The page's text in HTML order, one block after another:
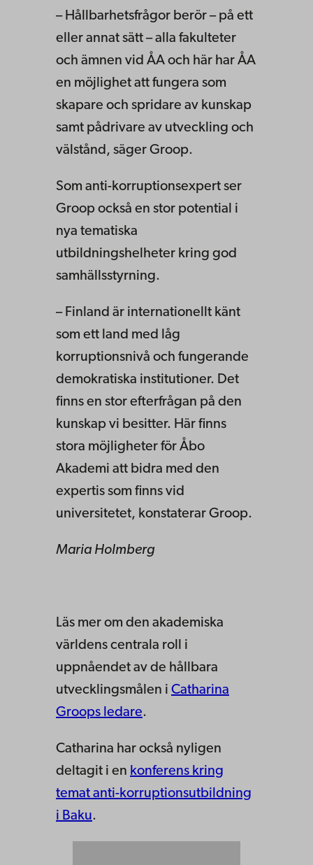
– Hållbarhetsfrågor berör – på ett
eller annat sätt – alla fakulteter
och ämnen vid ÅA och här har ÅA
en möjlighet att fungera som
skapare och spridare av kunskap
samt pådrivare av utveckling och
välstånd, säger Groop.
Som anti-korruptionsexpert ser
Groop också en stor potential i
nya tematiska
utbildningshelheter kring god
samhällsstyrning.
– Finland är internationellt känt
som ett land med låg
korruptionsnivå och fungerande
demokratiska institutioner. Det
finns en stor efterfrågan på den
kunskap vi besitter. Här finns
stora möjligheter för Åbo
Akademi att bidra med den
expertis som finns vid
universitetet, konstaterar Groop.
Maria Holmberg
Läs mer om den akademiska
världens centrala roll i
uppnåendet av de hållbara
utvecklingsmålen i Catharina
Groops ledare.
Catharina har också nyligen
deltagit i en konferens kring
temat anti-korruptionsutbildning
i Baku.